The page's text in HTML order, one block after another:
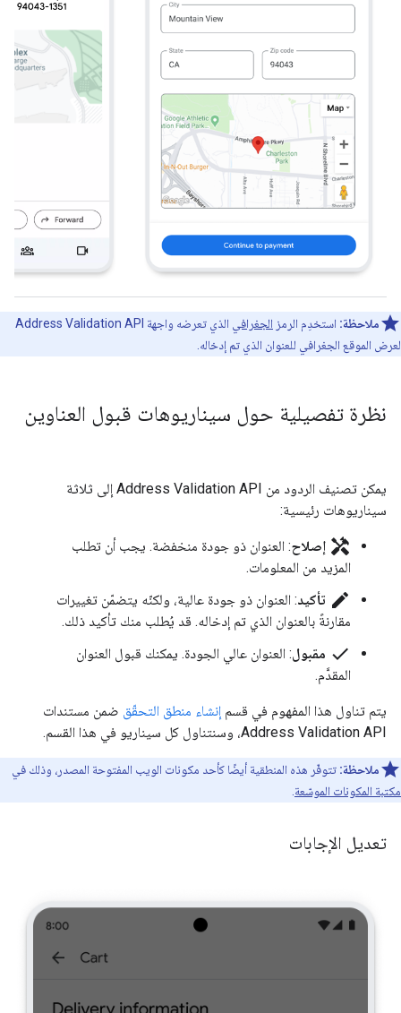
ملاحظة: استخدِم الرمز الجغرافي
الذي تعرضه واجهة Address Validation API
لعرض الموقع الجغرافي للعنوان الذي تم إدخاله.
نظرة تفصيلية حول سيناريوهات قبول العناوين
يمكن تصنيف الردود من Address Validation API إلى ثلاثة
سيناريوهات رئيسية:
handyman إصلاح: العنوان ذو جودة منخفضة. يجب أن تطلب
المزيد من المعلومات.
edit تأكيد: العنوان ذو جودة عالية، ولكنّه يتضمّن تغييرات
مقارنةً بالعنوان الذي تم إدخاله. قد يُطلب منك تأكيد ذلك.
check مقبول: العنوان عالي الجودة. يمكنك قبول العنوان
المقدَّم.
يتم تناول هذا المفهوم في قسم إنشاء منطق التحقّق ضمن مستندات
Address Validation API، وسنتناول كل سيناريو في هذا القسم.
ملاحظة: تتوفّر هذه المنطقية أيضًا كأحد مكونات الويب المفتوحة المصدر، وذلك في
مكتبة المكونات الموسّعة
تعديل الإجابات